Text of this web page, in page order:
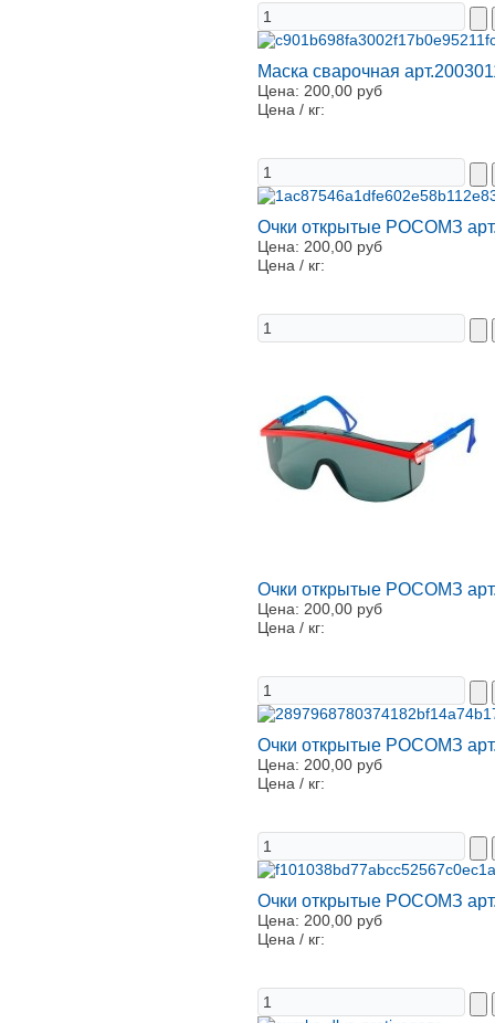
Маска сварочная
Цена: 200,00 руб
Цена / кг:
Очки открытые РОСОМЗ
Цена: 200,00 руб
Цена / кг:
Очки открытые РОСОМЗ
Цена: 200,00 руб
Цена / кг:
Очки открытые РОСОМЗ
Цена: 200,00 руб
Цена / кг:
Очки открытые РОСОМЗ
Цена: 200,00 руб
Цена / кг: